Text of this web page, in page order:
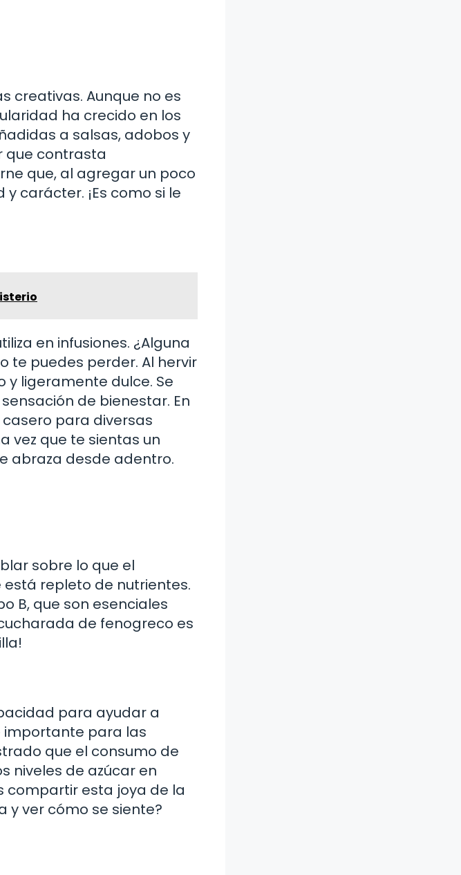
creativas. Aunque no es
ha crecido en los
a salsas, adobos y
que contrasta
que, al agregar un poco
carácter. ¡Es como si le
en infusiones. ¿Alguna
te puedes perder. Al hervir
y ligeramente dulce. Se
de bienestar. En
para diversas
vez que te sientas un
abraza desde adentro.
sobre lo que el
repleto de nutrientes.
B, que son esenciales
de fenogreco es
para ayudar a
importante para las
que el consumo de
niveles de azúcar en
compartir esta joya de la
y ver cómo se siente?